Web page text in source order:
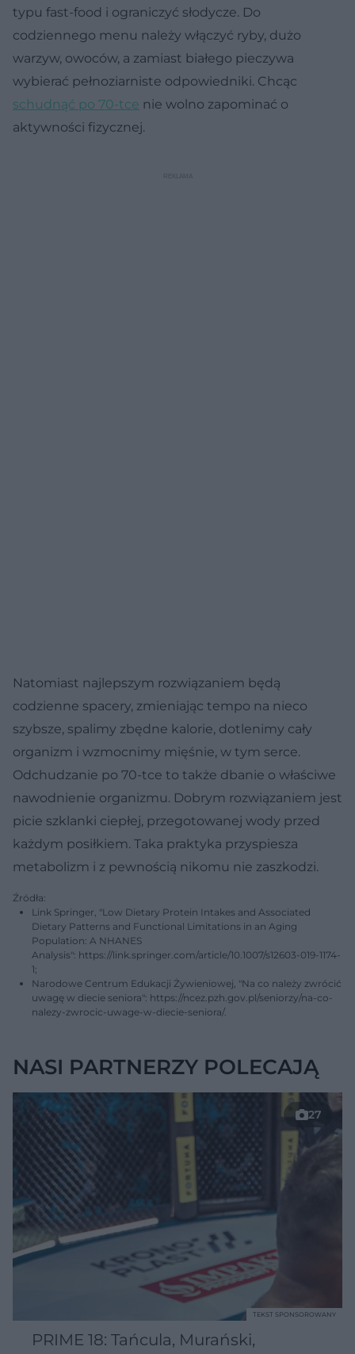
typu fast-food i ograniczyć słodycze. Do
codziennego menu należy włączyć ryby, dużo
warzyw, owoców, a zamiast białego pieczywa
wybierać pełnoziarniste odpowiedniki. Chcąc
schudnąć po 70-tce nie wolno zapominać o
aktywności fizycznej.
Natomiast najlepszym rozwiązaniem będą
codzienne spacery, zmieniając tempo na nieco
szybsze, spalimy zbędne kalorie, dotlenimy cały
organizm i wzmocnimy mięśnie, w tym serce.
Odchudzanie po 70-tce to także dbanie o właściwe
nawodnienie organizmu. Dobrym rozwiązaniem jest
picie szklanki ciepłej, przegotowanej wody przed
każdym posiłkiem. Taka praktyka przyspiesza
metabolizm i z pewnością nikomu nie zaszkodzi.
Źródła:
Link Springer, "Low Dietary Protein Intakes and Associated
Dietary Patterns and Functional Limitations in an Aging
Population: A NHANES
Analysis": https://link.springer.com/article/10.1007/s12603-019-1174-
1;
Narodowe Centrum Edukacji Żywieniowej, "Na co należy zwrócić
uwagę w diecie seniora": https://ncez.pzh.gov.pl/seniorzy/na-co-
nalezy-zwrocic-uwage-w-diecie-seniora/.
NASI PARTNERZY POLECAJĄ
27
PRIME 18: Tańcula, Murański,
TEKST SPONSOROWANY